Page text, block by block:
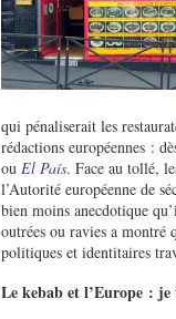
qui pénaliserait les
rédactions européennes :
ou El País. Face au tollé,
l’Autorité européenne de
bien moins anecdotique
outrées ou ravies a montré
politiques et identitaires
Le kebab et l’Europe :